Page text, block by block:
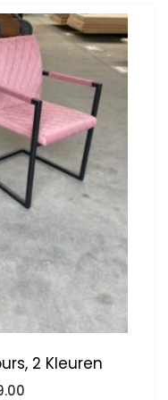
2 Kleuren